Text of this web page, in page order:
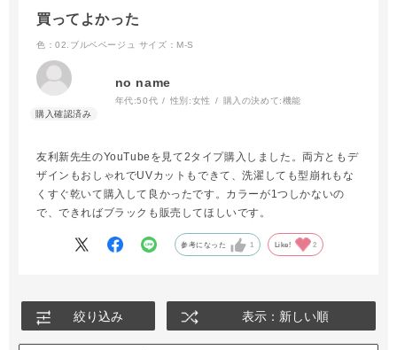
買ってよかった
色：02.ブルベベージュ サイズ：M-S
no name
年代:50代 性別:女性 購入の決めて:機能
友利新先生のYouTubeを見て2タイプ購入しました。両方ともデ
ザインもおしゃれでUVカットもできて、洗濯しても型崩れもな
くすぐ乾いて購入して良かったです。カラーが1つしかないの
で、できればブラックも販売してほしいです。
参考になった 1 Like! 2
絞り込み 表示：新しい順